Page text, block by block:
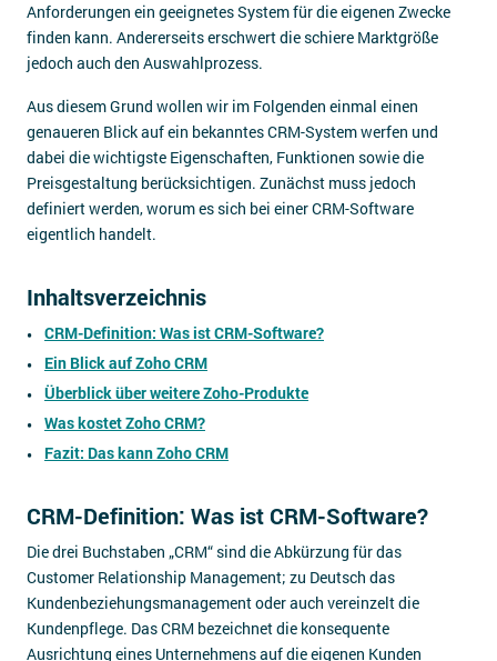
Anforderungen ein geeignetes System für die eigenen Zwecke
finden kann. Andererseits erschwert die schiere Marktgröße
jedoch auch den Auswahlprozess.
Aus diesem Grund wollen wir im Folgenden einmal einen
genaueren Blick auf ein bekanntes CRM-System werfen und
dabei die wichtigste Eigenschaften, Funktionen sowie die
Preisgestaltung berücksichtigen. Zunächst muss jedoch
definiert werden, worum es sich bei einer CRM-Software
eigentlich handelt.
Inhaltsverzeichnis
CRM-Definition: Was ist CRM-Software?
Ein Blick auf Zoho CRM
Überblick über weitere Zoho-Produkte
Was kostet Zoho CRM?
Fazit: Das kann Zoho CRM
CRM-Definition: Was ist CRM-Software?
Die drei Buchstaben „CRM“ sind die Abkürzung für das
Customer Relationship Management; zu Deutsch das
Kundenbeziehungsmanagement oder auch vereinzelt die
Kundenpflege. Das CRM bezeichnet die konsequente
Ausrichtung eines Unternehmens auf die eigenen Kunden